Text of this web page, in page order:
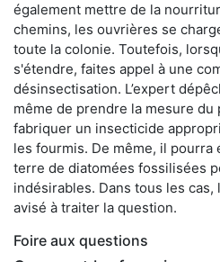
également mettre de la
chemins, les ouvrières se
toute la colonie. Toutefois,
s'étendre, faites appel à une
désinsectisation. L’expert
même de prendre la mesure
fabriquer un insecticide
les fourmis. De même, il pourra
terre de diatomées fossilisées
indésirables. Dans tous les
avisé à traiter la question.
Foire aux questions